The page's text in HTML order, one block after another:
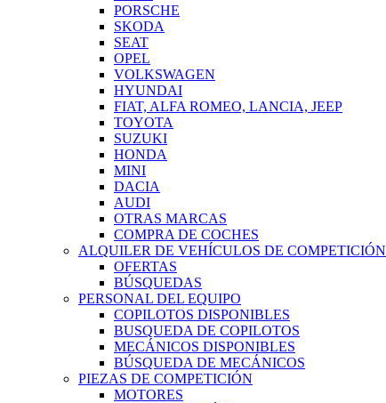
PORSCHE
SKODA
SEAT
OPEL
VOLKSWAGEN
HYUNDAI
FIAT, ALFA ROMEO, LANCIA, JEEP
TOYOTA
SUZUKI
HONDA
MINI
DACIA
AUDI
OTRAS MARCAS
COMPRA DE COCHES
ALQUILER DE VEHÍCULOS DE COMPETICIÓN
OFERTAS
BÚSQUEDAS
PERSONAL DEL EQUIPO
COPILOTOS DISPONIBLES
BUSQUEDA DE COPILOTOS
MECÁNICOS DISPONIBLES
BÚSQUEDA DE MECÁNICOS
PIEZAS DE COMPETICIÓN
MOTORES